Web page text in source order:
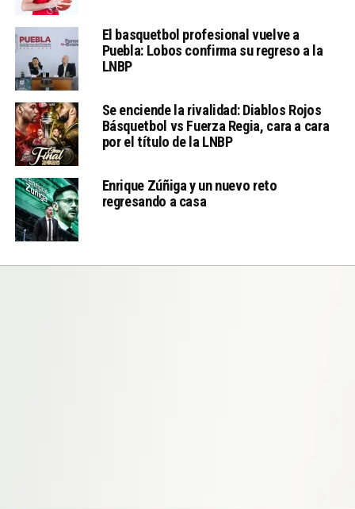
El basquetbol profesional vuelve a
Puebla: Lobos confirma su regreso a la
LNBP
Se enciende la rivalidad: Diablos Rojos
Básquetbol vs Fuerza Regia, cara a cara
por el título de la LNBP
Enrique Zúñiga y un nuevo reto
regresando a casa